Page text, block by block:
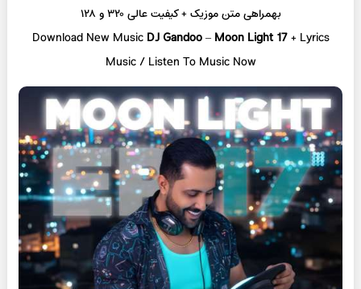
بهمراهی متن موزیک + کیفیت عالی ۳۲۰ و ۱۲۸
Download New Music DJ Gandoo–Moon Light 17+ Lyrics
Music / Listen To Music Now